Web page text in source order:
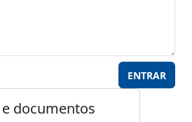
documentos